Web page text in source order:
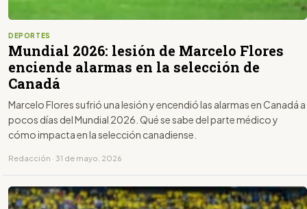
DEPORTES
Mundial 2026: lesión de Marcelo Flores
enciende alarmas en la selección de
Canadá
Marcelo Flores sufrió una lesión y encendió las alarmas en Canadá a
pocos días del Mundial 2026. Qué se sabe del parte médico y
cómo impacta en la selección canadiense.
Redacción · 31 de mayo, 2026